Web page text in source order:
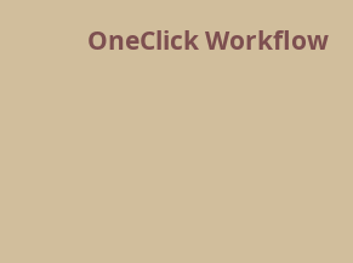
OneClick Workflow